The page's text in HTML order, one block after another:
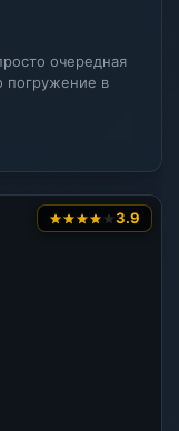
очередная
погружение в
3.9